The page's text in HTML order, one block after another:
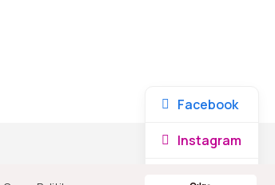
Facebook
Instagram